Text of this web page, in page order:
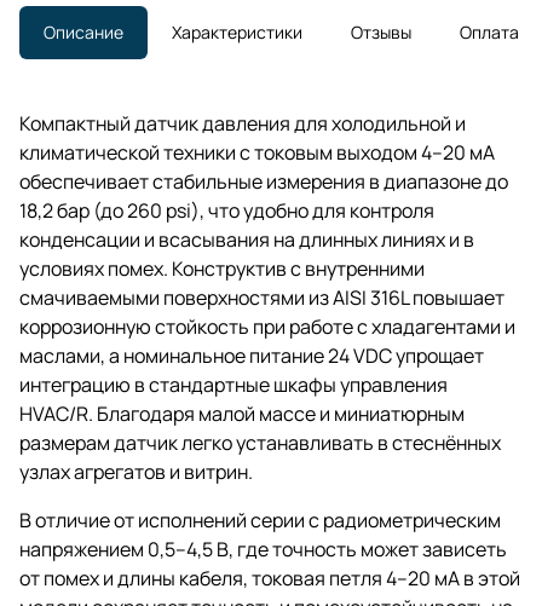
Описание Характеристики Отзывы Оплата
Компактный датчик давления для холодильной и
климатической техники с токовым выходом 4–20 мА
обеспечивает стабильные измерения в диапазоне до
18,2 бар (до 260 psi), что удобно для контроля
конденсации и всасывания на длинных линиях и в
условиях помех. Конструктив с внутренними
смачиваемыми поверхностями из AISI 316L повышает
коррозионную стойкость при работе с хладагентами и
маслами, а номинальное питание 24 VDC упрощает
интеграцию в стандартные шкафы управления
HVAC/R. Благодаря малой массе и миниатюрным
размерам датчик легко устанавливать в стеснённых
узлах агрегатов и витрин.
В отличие от исполнений серии с радиометрическим
напряжением 0,5–4,5 В, где точность может зависеть
от помех и длины кабеля, токовая петля 4–20 мА в этой